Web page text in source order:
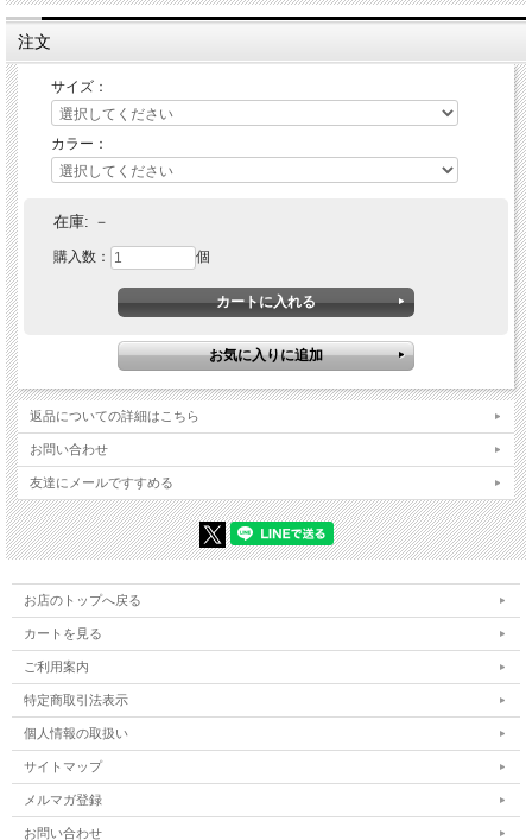
BLUCO(ブルコ)
FINGER-LESS GLOVE
注文
サイズ：
カラー：
在庫: －
購入数： 個
返品についての詳細はこちら
お問い合わせ
友達にメールですすめる
お店のトップへ戻る
カートを見る
ご利用案内
特定商取引法表示
個人情報の取扱い
サイトマップ
メルマガ登録
お問い合わせ